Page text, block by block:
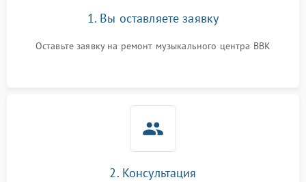
1. Вы оставляете заявку
Оставьте заявку на ремонт музыкального центра BBK
2. Консультация